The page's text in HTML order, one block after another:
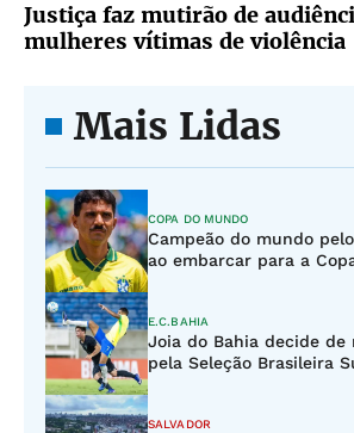
Justiça faz mutirão de
mulheres vítimas de violência
Mais Lidas
COPA DO MUNDO
Campeão do mundo
ao embarcar para a
E.C.BAHIA
Joia do Bahia decide de
pela Seleção Brasileira
SALVADOR